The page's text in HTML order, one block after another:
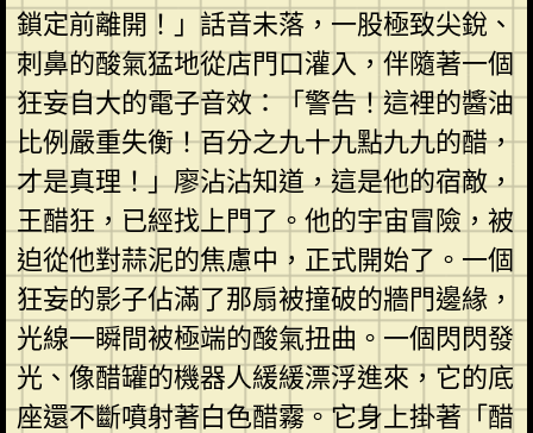
鎖定前離開！」話音未落，一股極致尖銳、
刺鼻的酸氣猛地從店門口灌入，伴隨著一個
狂妄自大的電子音效：「警告！這裡的醬油
比例嚴重失衡！百分之九十九點九九的醋，
才是真理！」廖沾沾知道，這是他的宿敵，
王醋狂，已經找上門了。他的宇宙冒險，被
迫從他對蒜泥的焦慮中，正式開始了。一個
狂妄的影子佔滿了那扇被撞破的牆門邊緣，
光線一瞬間被極端的酸氣扭曲。一個閃閃發
光、像醋罐的機器人緩緩漂浮進來，它的底
座還不斷噴射著白色醋霧。它身上掛著「醋